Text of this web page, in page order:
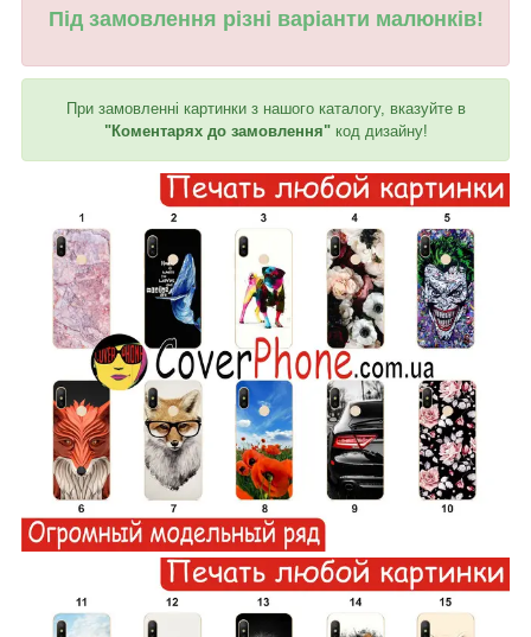
Під замовлення різні варіанти малюнків!
При замовленні картинки з нашого каталогу, вказуйте в
"Коментарях до замовлення"код дизайну!